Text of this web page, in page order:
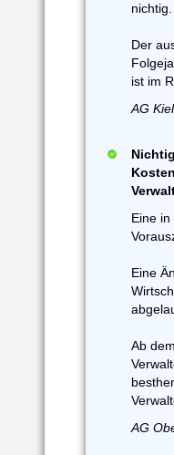
nichtig.
Der
ist im
AG
Eine
Eine
Ab
AG